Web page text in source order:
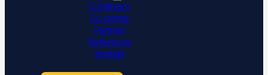
O Dativery
Co umíme
Partneři
Reference
Kontakt